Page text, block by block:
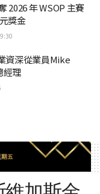
2026 年 WSOP 主賽
獎金
資深從業員Mike
經理